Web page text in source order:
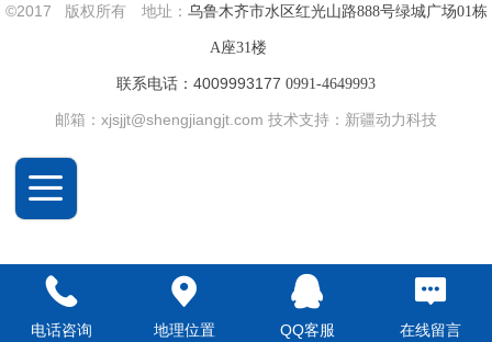
©2017 版权所有 地址： 乌鲁木齐市水区红光山路888号绿城广场01栋
A座31楼
联系电话： 4009993177 0991-4649993
邮箱：xjsjjt@shengjiangjt.com 技术支持： 新疆动力科技
电话咨询 地理位置 QQ客服 在线留言